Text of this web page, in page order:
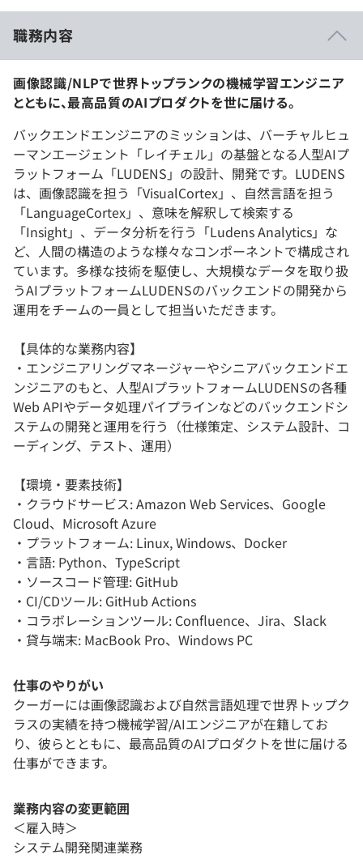
職務内容
画像認識/NLPで世界トップランクの機械学習エンジニア
とともに、最高品質のAIプロダクトを世に届ける。
バックエンドエンジニアのミッションは、バーチャルヒュ
ーマンエージェント「レイチェル」の基盤となる人型AIプ
ラットフォーム「LUDENS」の設計、開発です。LUDENS
は、画像認識を担う「VisualCortex」、自然言語を担う
「LanguageCortex」、意味を解釈して検索する
「Insight」、データ分析を行う「Ludens Analytics」な
ど、人間の構造のような様々なコンポーネントで構成され
ています。多様な技術を駆使し、大規模なデータを取り扱
うAIプラットフォームLUDENSのバックエンドの開発から
運用をチームの一員として担当いただきます。
【具体的な業務内容】
・エンジニアリングマネージャーやシニアバックエンドエ
ンジニアのもと、人型AIプラットフォームLUDENSの各種
Web APIやデータ処理パイプラインなどのバックエンドシ
ステムの開発と運用を行う（仕様策定、システム設計、コ
ーディング、テスト、運用）
【環境・要素技術】
・クラウドサービス: Amazon Web Services、Google
Cloud、Microsoft Azure
・プラットフォーム: Linux, Windows、Docker
・言語: Python、TypeScript
・ソースコード管理: GitHub
・CI/CDツール: GitHub Actions
・コラボレーションツール: Confluence、Jira、Slack
・貸与端末: MacBook Pro、Windows PC
仕事のやりがい
クーガーには画像認識および自然言語処理で世界トップク
ラスの実績を持つ機械学習/AIエンジニアが在籍してお
り、彼らとともに、最高品質のAIプロダクトを世に届ける
仕事ができます。
業務内容の変更範囲
＜雇入時＞
システム開発関連業務